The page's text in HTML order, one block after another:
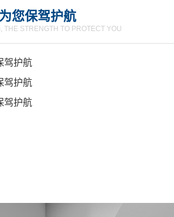
您保驾护航
THE STRENGTH TO PROTECT YOU
驾护航
驾护航
驾护航